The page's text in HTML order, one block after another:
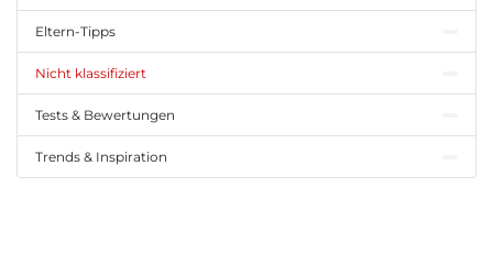
Eltern-Tipps
Nicht klassifiziert
Tests & Bewertungen
Trends & Inspiration